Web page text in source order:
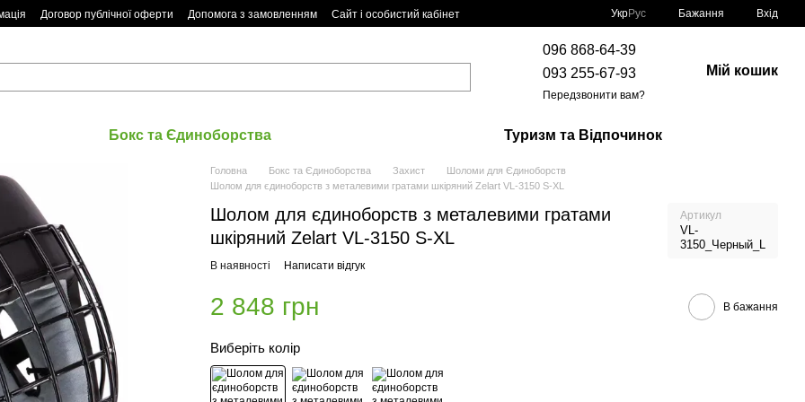
Договор публічної оферти Допомога з замовленням Сайт і особистий кабінет УкрРус Бажання Вхід
096 868-64-39
093 255-67-93
Передзвонити вам?
Мій кошик
Бокс та Єдиноборства Туризм та Відпочинок
Головна Бокс та Єдиноборства Захист
Шоломи для Єдиноборств
Шолом для єдиноборств з металевими гратами шкіряний Zelart VL-3150 S-XL
Шолом для єдиноборств з металевими гратами
шкіряний Zelart VL-3150 S-XL
Артикул
VL-
3150_Черный_L
В наявності Написати відгук
2 848 грн В бажання
Виберіть колір